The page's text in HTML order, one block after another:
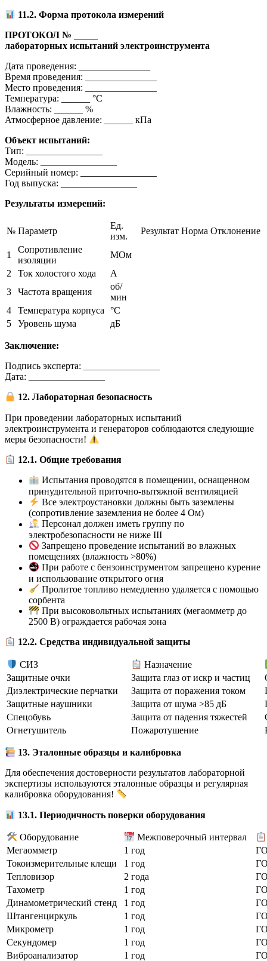
11.2. Форма протокола измерений
ПРОТОКОЛ № _____
лабораторных испытаний электроинструмента
Дата проведения: _______________
Время проведения: _______________
Место проведения: _______________
Температура: ______ °C
Влажность: ______ %
Атмосферное давление: ______ кПа
Объект испытаний:
Тип: ________________
Модель: ________________
Серийный номер: ________________
Год выпуска: ________________
Результаты измерений:
№ Параметр
Ед.
изм.
Результат Норма Отклонение
1
Сопротивление
изоляции
МОм
2
Ток холостого хода
А
3
Частота вращения
об/
мин
4
Температура корпуса
°C
5
Уровень шума дБ
Заключение:
Подпись эксперта: ________________
Дата: ________________
12. Лабораторная безопасность
При проведении лабораторных испытаний
электроинструмента и генераторов соблюдаются следующие
меры безопасности!
12.1. Общие требования
Испытания проводятся в помещении, оснащенном
принудительной приточно-вытяжной вентиляцией
Все электроустановки должны быть заземлены
(сопротивление заземления не более 4 Ом)
Персонал должен иметь группу по
электробезопасности не ниже III
Запрещено проведение испытаний во влажных
помещениях (влажность >80%)
При работе с бензоинструментом запрещено курение
и использование открытого огня
Пролитое топливо немедленно удаляется с помощью
сорбента
При высоковольтных испытаниях (мегаомметр до
2500 В) ограждается рабочая зона
12.2. Средства индивидуальной защиты
СИЗ
Назначение
Защитные очки
Защита глаз от искр и частиц
Диэлектрические перчатки
Защита от поражения током
Защитные наушники
Защита от шума >85 дБ
Спецобувь
Защита от падения тяжестей
Огнетушитель
Пожаротушение
13. Эталонные образцы и калибровка
Для обеспечения достоверности результатов лабораторной
экспертизы используются эталонные образцы и регулярная
калибровка оборудования!
13.1. Периодичность поверки оборудования
Оборудование Межповерочный интервал
Мегаомметр
1 год
Токоизмерительные клещи
1 год
Тепловизор
2 года
Тахометр
1 год
Динамометрический стенд
1 год
Штангенциркуль
1 год
Микрометр
1 год
Секундомер
1 год
Виброанализатор
1 год